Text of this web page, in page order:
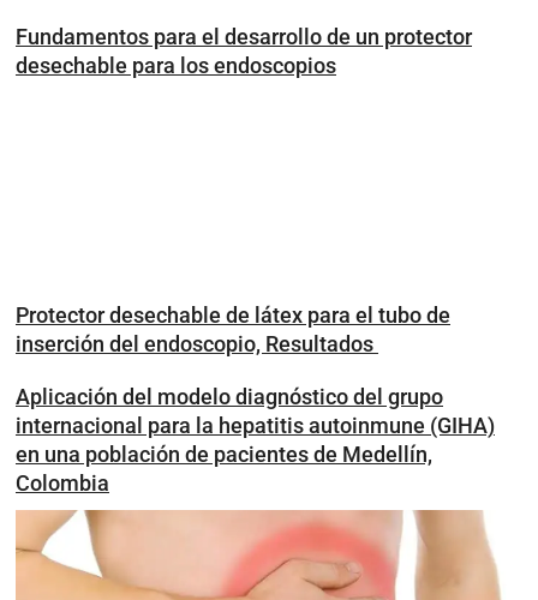
Fundamentos para el desarrollo de un protector
desechable para los endoscopios
Protector desechable de látex para el tubo de
inserción del endoscopio, Resultados
Aplicación del modelo diagnóstico del grupo
internacional para la hepatitis autoinmune (GIHA)
en una población de pacientes de Medellín,
Colombia